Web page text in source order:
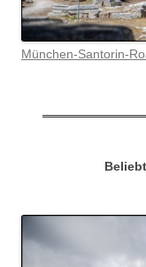
München-Santorin-